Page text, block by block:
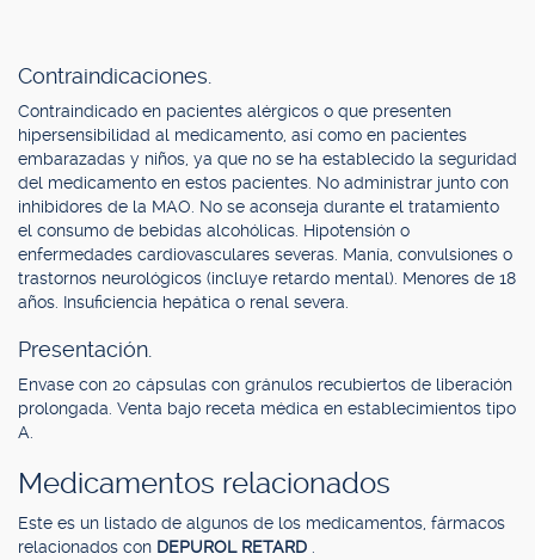
Contraindicaciones.
Contraindicado en pacientes alérgicos o que presenten
hipersensibilidad al medicamento, así como en pacientes
embarazadas y niños, ya que no se ha establecido la seguridad
del medicamento en estos pacientes. No administrar junto con
inhibidores de la MAO. No se aconseja durante el tratamiento
el consumo de bebidas alcohólicas. Hipotensión o
enfermedades cardiovasculares severas. Manía, convulsiones o
trastornos neurológicos (incluye retardo mental). Menores de 18
años. Insuficiencia hepática o renal severa.
Presentación.
Envase con 20 cápsulas con gránulos recubiertos de liberación
prolongada. Venta bajo receta médica en establecimientos tipo
A.
Medicamentos relacionados
Este es un listado de algunos de los medicamentos, fármacos
relacionados con DEPUROL RETARD